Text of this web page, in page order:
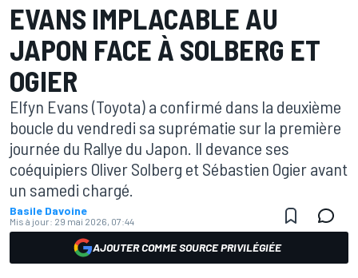
EVANS IMPLACABLE AU
JAPON FACE À SOLBERG ET
OGIER
Elfyn Evans (Toyota) a confirmé dans la deuxième
boucle du vendredi sa suprématie sur la première
journée du Rallye du Japon. Il devance ses
coéquipiers Oliver Solberg et Sébastien Ogier avant
un samedi chargé.
Basile Davoine
Mis à jour: 29 mai 2026, 07:44
AJOUTER COMME SOURCE PRIVILÉGIÉE